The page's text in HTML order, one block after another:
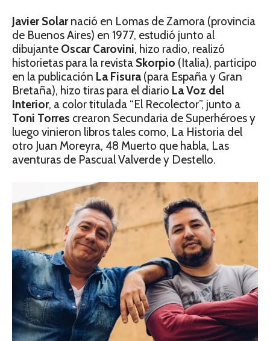
Javier Solarnació en Lomas de Zamora (provincia
de Buenos Aires) en 1977, estudió junto al
dibujante Oscar Carovini, hizo radio, realizó
historietas para la revista Skorpio (Italia), participo
en la publicación La Fisura (para España y Gran
Bretaña), hizo tiras para el diario La Voz del
Interior, a color titulada “El Recolector”, junto a
Toni Torres crearon Secundaria de Superhéroes y
luego vinieron libros tales como, La Historia del
otro Juan Moreyra, 48 Muerto que habla, Las
aventuras de Pascual Valverde y Destello.